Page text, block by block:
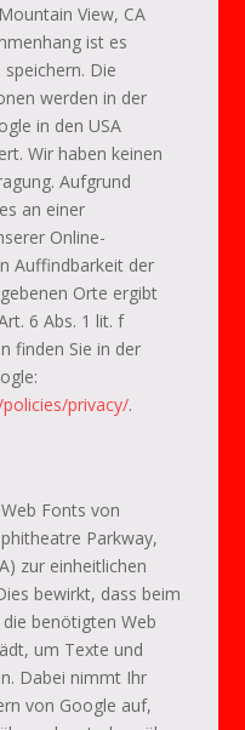
View, CA
ist es
Die
werden in der
in den USA
Wir haben keinen
Aufgrund
an einer
Online-
Auffindbarkeit der
Orte ergibt
6 Abs. 1 lit. f
finden Sie in der
privacy/.
Fonts von
Parkway,
zur einheitlichen
bewirkt, dass beim
benötigten Web
um Texte und
Dabei nimmt Ihr
von Google auf,